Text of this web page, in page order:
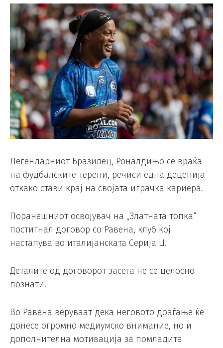
Легендарниот Бразилец, Роналдињо се враќа
на фудбалските терени, речиси една деценија
откако стави крај на својата играчка кариера.
Поранешниот освојувач на „Златната топка“
постигнал договор со Равена, клуб кој
настапува во италијанската Серија Ц.
Деталите од договорот засега не се целосно
познати.
Во Равена веруваат дека неговото доаѓање ќе
донесе огромно медиумско внимание, но и
дополнителна мотивација за помладите